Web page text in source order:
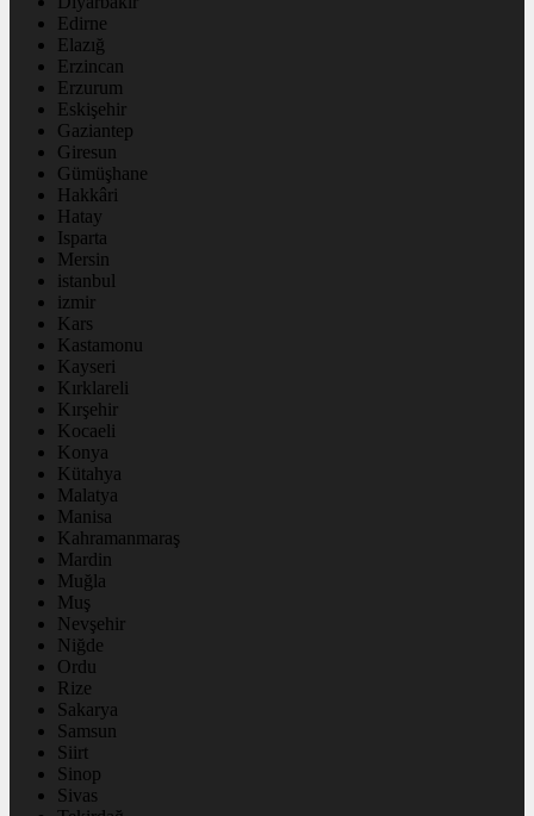
Edirne
Elazığ
Erzincan
Erzurum
Eskişehir
Gaziantep
Giresun
Gümüşhane
Hakkâri
Hatay
Isparta
Mersin
istanbul
izmir
Kars
Kastamonu
Kayseri
Kırklareli
Kırşehir
Kocaeli
Konya
Kütahya
Malatya
Manisa
Kahramanmaraş
Mardin
Muğla
Muş
Nevşehir
Niğde
Ordu
Rize
Sakarya
Samsun
Siirt
Sinop
Sivas